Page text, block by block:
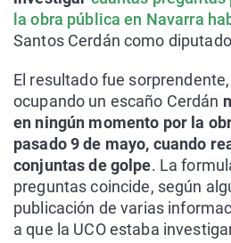
la obra pública en Navarra
Santos Cerdán como
El resultado fue
ocupando un escaño Cerdán
en ningún momento por la
pasado 9 de mayo, cuando
conjuntas de golpe. La
preguntas coincide, según
publicación de varias
a que la UCO estaba